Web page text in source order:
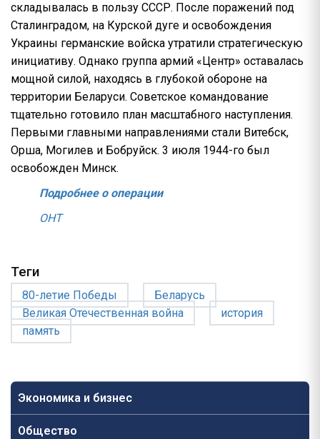
Экономика и бизнес
Общество
складывалась в пользу СССР. После поражений под
Сталинградом, на Курской дуге и освобождения
Украины германские войска утратили стратегическую
инициативу. Однако группа армий «Центр» оставалась
мощной силой, находясь в глубокой обороне на
территории Беларуси. Советское командование
тщательно готовило план масштабного наступления.
Первыми главными направлениями стали Витебск,
Орша, Могилев и Бобруйск. 3 июля 1944-го был
освобожден Минск.
Подробнее о операции
ОНТ
Теги
80-летие Победы
Беларусь
Великая Отечественная война
история
память